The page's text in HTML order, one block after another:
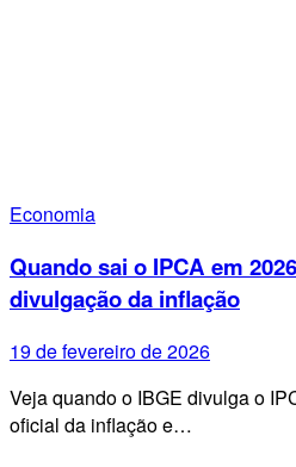
Economia
Quando sai o IPCA em
divulgação da inflação
19 de fevereiro de 2026
Veja quando o IBGE divulga o
oficial da inflação e…